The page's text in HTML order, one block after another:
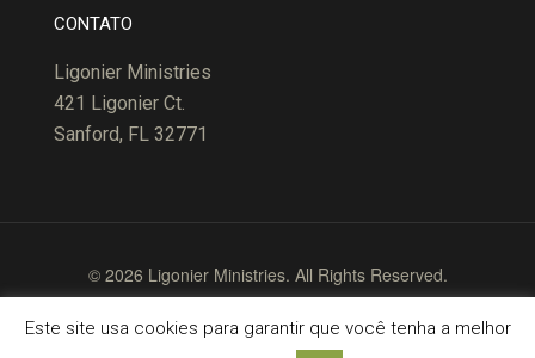
CONTATO
Ligonier Ministries
421 Ligonier Ct.
Sanford, FL 32771
© 2026 Ligonier Ministries. All Rights Reserved.
Terms of Use
Copyright Policy Privacy Policy
Este site usa cookies para garantir que você tenha a melhor